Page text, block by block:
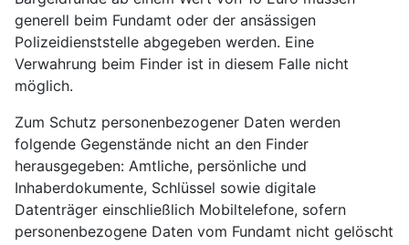
generell beim Fundamt oder der ansässigen
Polizeidienststelle abgegeben werden. Eine
Verwahrung beim Finder ist in diesem Falle nicht
möglich.
Zum Schutz personenbezogener Daten werden
folgende Gegenstände nicht an den Finder
herausgegeben: Amtliche, persönliche und
Inhaberdokumente, Schlüssel sowie digitale
Datenträger einschließlich Mobiltelefone, sofern
personenbezogene Daten vom Fundamt nicht gelöscht